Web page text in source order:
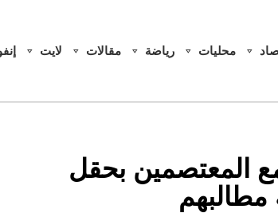
محليات رياضة مقالات لايت
المعتصمين بحقل
مطالبهم